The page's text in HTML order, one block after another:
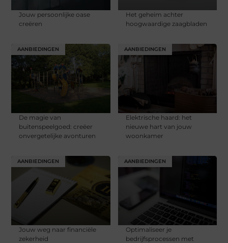
Jouw persoonlijke oase
creëren
Het geheim achter
hoogwaardige zaagbladen
AANBIEDINGEN
De magie van
buitenspeelgoed: creëer
onvergetelijke avonturen
AANBIEDINGEN
Elektrische haard: het
nieuwe hart van jouw
woonkamer
AANBIEDINGEN
Jouw weg naar financiële
zekerheid
AANBIEDINGEN
Optimaliseer je
bedrijfsprocessen met